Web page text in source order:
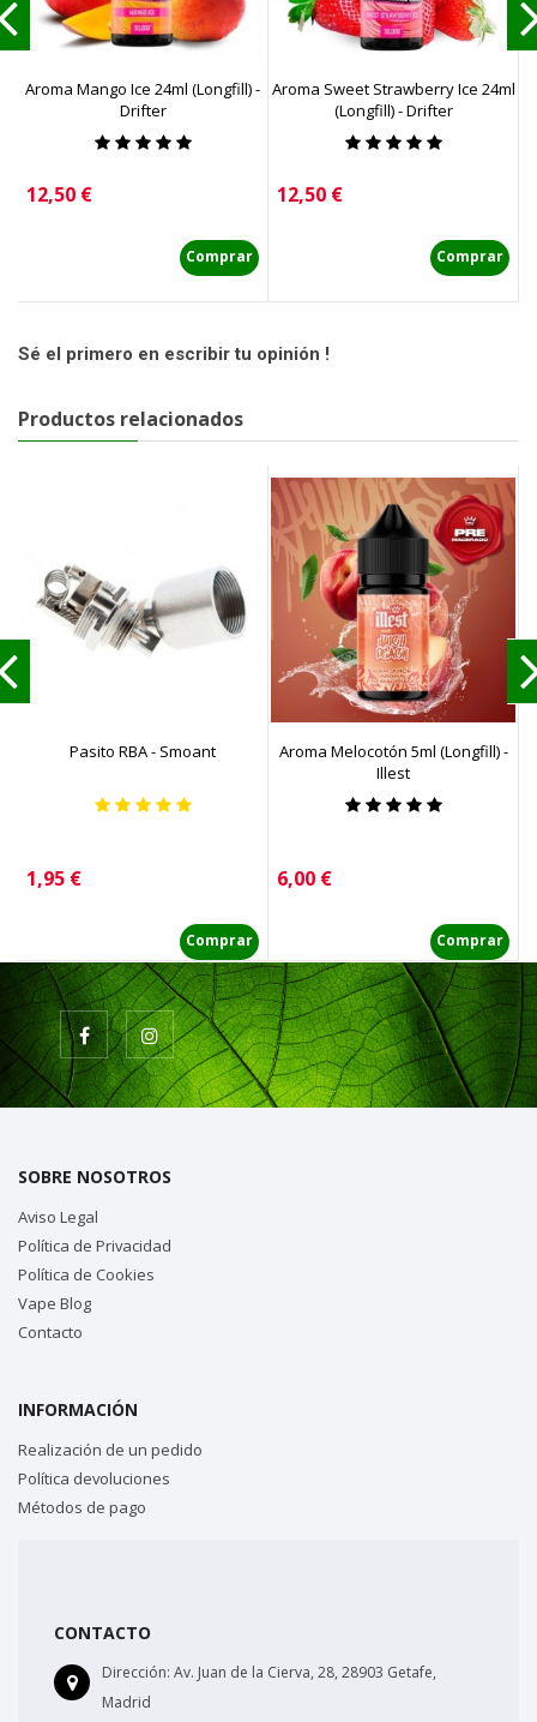
Aroma Mango Ice 24ml (Longfill) -
Drifter
Precio
12,50 €
Comprar
Aroma Sweet Strawberry Ice 24ml
(Longfill) - Drifter
Precio
12,50 €
Comprar
Sé el primero en escribir tu opinión !
Productos relacionados
Pasito RBA - Smoant
Precio
1,95 €
Comprar
Aroma Melocotón 5ml (Longfill) -
Illest
Precio
6,00 €
Comprar
SOBRE NOSOTROS
Aviso Legal
Política de Privacidad
Política de Cookies
Vape Blog
Contacto
INFORMACIÓN
Realización de un pedido
Política devoluciones
Métodos de pago
CONTACTO
Dirección: Av. Juan de la Cierva, 28, 28903 Getafe,
Madrid